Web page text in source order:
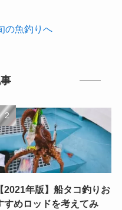
【2021年版】船タコ釣りお
すめロッドを考えてみ